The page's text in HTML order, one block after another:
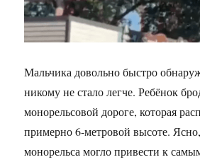
Мальчика довольно быстро
никому не стало легче. Ребёнок
монорельсовой дороге, которая
примерно 6-метровой высоте.
монорельса могло привести к